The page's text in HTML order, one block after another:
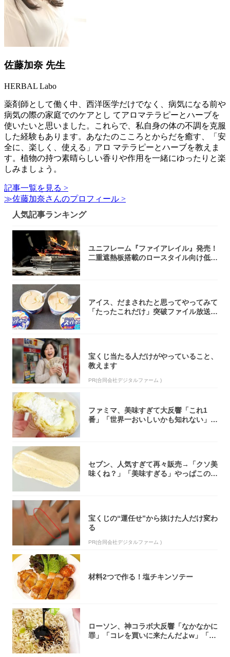
佐藤加奈 先生
HERBAL Labo
薬剤師として働く中、西洋医学だけでなく、病気になる前や
病気の際の家庭でのケアとし てアロマテラピーとハーブを
使いたいと思いました。これらで、私自身の体の不調を克服
した経験もあります。あなたのこころとからだを癒す、「安
全に、楽しく、使える」アロ マテラピーとハーブを教えま
す。植物の持つ素晴らしい香りや作用を一緒にゆったりと楽
しみましょう。
記事一覧を見る >
≫佐藤加奈さんのプロフィール >
人気記事ランキング
ユニフレーム『ファイアレイル』発売！
二重遮熱板搭載のロースタイル向け低型
アイス、だまされたと思ってやってみて
「たったこれだけ」突破ファイル放送で
宝くじ当たる人だけがやっていること、
教えます
PR(合同会社デジタルファーム )
ファミマ、美味すぎて大反響「これ1
番」「世界一おいしいかも知れない」
セブン、人気すぎて再々販売→「クソ美
味くね？」「美味すぎる」やっぱこのク
宝くじの“運任せ”から抜けた人だけ変わ
る
PR(合同会社デジタルファーム )
材料2つで作る！塩チキンソテー
ローソン、神コラボ大反響「なかなかに
罪」「コレを買いに来たんだよw」「３